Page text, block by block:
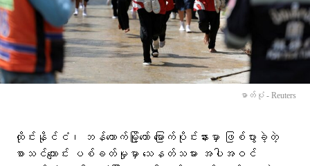
ဓာတ်ပုံ - Reuters
ထိုင်းနိုင်ငံ၊ ဘန်ကောက်မြို့တော် မြောက်ပိုင်းနားမှာ ဖြစ်ပွားခဲ့တဲ့
စာသင်ကျောင်း ပစ်ခတ်မှုမှာ သေနတ်သမား အပါအဝင်